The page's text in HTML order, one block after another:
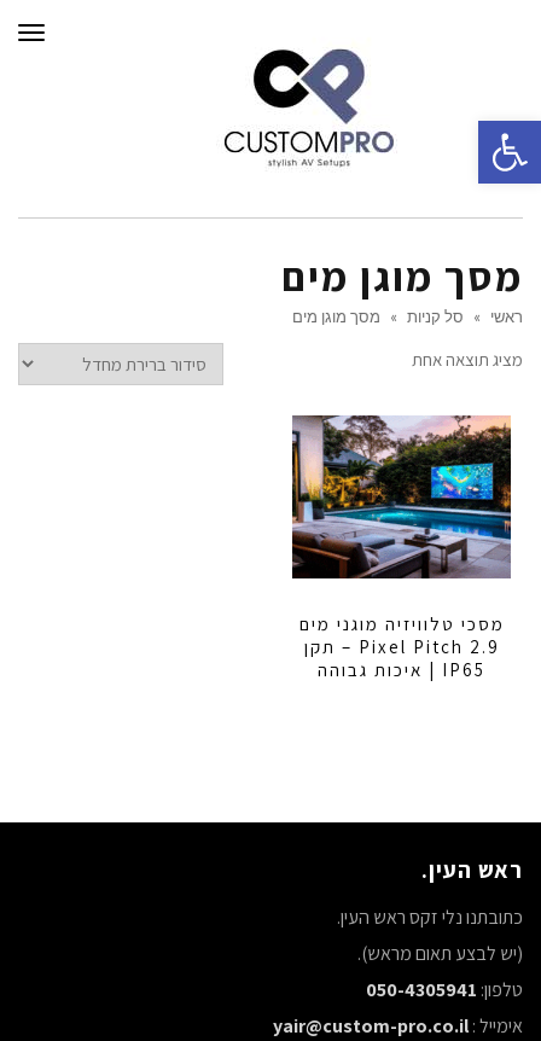
מסך מוגן מים
ראשי » סל קניות » מסך מוגן מים
מציג תוצאה אחת
מסכי טלוויזיה מוגני מים
2.9 Pixel Pitch – תקן
IP65 | איכות גבוהה
ראש העין.
כתובתנו נלי זקס ראש העין.
(יש לבצע תאום מראש).
טלפון: 050-4305941
אימייל :yair@custom-pro.co.il
פתח סרגל נגישות